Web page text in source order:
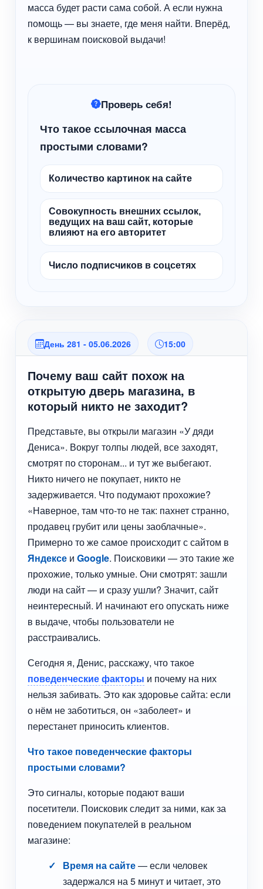
масса будет расти сама собой. А если нужна
помощь — вы знаете, где меня найти. Вперёд,
к вершинам поисковой выдачи!
Проверь себя!
Что такое ссылочная масса
простыми словами?
Количество картинок на сайте
Совокупность внешних ссылок,
ведущих на ваш сайт, которые
влияют на его авторитет
Число подписчиков в соцсетях
День 281 - 05.06.2026 15:00
Почему ваш сайт похож на
открытую дверь магазина, в
который никто не заходит?
Представьте, вы открыли магазин «У дяди
Дениса». Вокруг толпы людей, все заходят,
смотрят по сторонам... и тут же выбегают.
Никто ничего не покупает, никто не
задерживается. Что подумают прохожие?
«Наверное, там что-то не так: пахнет странно,
продавец грубит или цены заоблачные».
Примерно то же самое происходит с сайтом в
Яндексе иGoogle. Поисковики — это такие же
прохожие, только умные. Они смотрят: зашли
люди на сайт — и сразу ушли? Значит, сайт
неинтересный. И начинают его опускать ниже
в выдаче, чтобы пользователи не
расстраивались.
Сегодня я, Денис, расскажу, что такое
поведенческие факторы и почему на них
нельзя забивать. Это как здоровье сайта: если
о нём не заботиться, он «заболеет» и
перестанет приносить клиентов.
Что такое поведенческие факторы
простыми словами?
Это сигналы, которые подают ваши
посетители. Поисковик следит за ними, как за
поведением покупателей в реальном
магазине:
Время на сайте— если человек
задержался на 5 минут и читает, это